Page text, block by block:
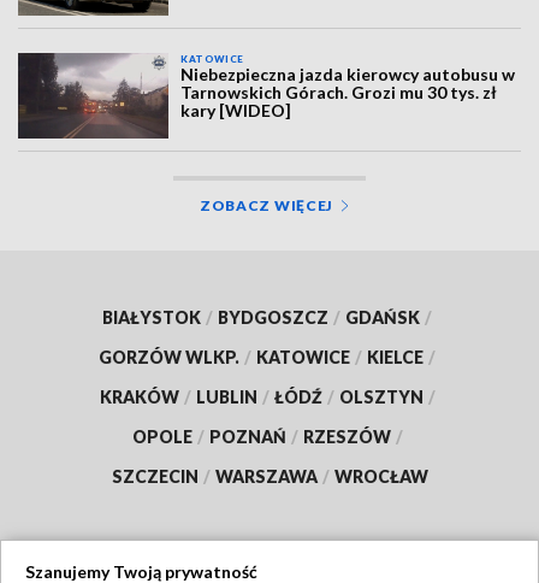
KATOWICE
Niebezpieczna jazda kierowcy autobusu w
Tarnowskich Górach. Grozi mu 30 tys. zł
kary [WIDEO]
ZOBACZ WIĘCEJ
BIAŁYSTOK / BYDGOSZCZ / GDAŃSK /
GORZÓW WLKP. / KATOWICE / KIELCE /
KRAKÓW / LUBLIN / ŁÓDŹ / OLSZTYN /
OPOLE / POZNAŃ / RZESZÓW /
SZCZECIN / WARSZAWA / WROCŁAW
Szanujemy Twoją prywatność